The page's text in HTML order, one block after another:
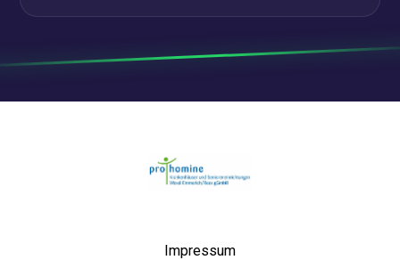
Startseite
Impressum